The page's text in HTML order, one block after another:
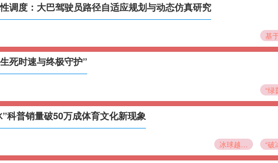
调度：大巴驾驶员路径自适应规划与动态仿真研究
死时速与终极守护”
科普销量破50万成体育文化新现象
冰球越位规则漫画走红